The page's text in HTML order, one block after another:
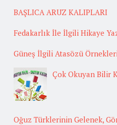
BAŞLICA ARUZ KALIPLARI
Fedakarlık İle İlgili Hikaye
Güneş İlgili Atasözü
Çok Okuyan Bilir
Oğuz Türklerinin Gelenek,